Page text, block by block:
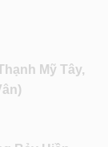
Mỹ Tây,